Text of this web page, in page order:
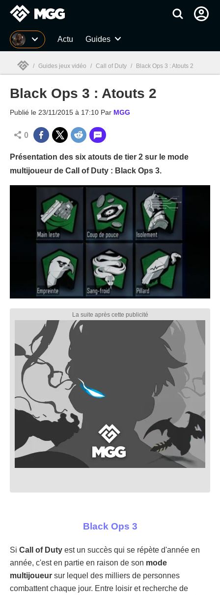
MGG Actu Guides
MGG
/ Guides jeux vidéo / Call of Duty / Black Ops 3 : Atouts 2
Black Ops 3 : Atouts 2
Publié le 23/11/2015 à 17:10 Par MGG
0
Présentation des six atouts de tier 2 sur le mode
multijoueur de Call of Duty : Black Ops 3.
Black Ops 3
Si Call of Duty est un succès qui se répète d'année en
année, c'est en partie en raison de son mode
multijoueur sur lequel des milliers de personnes
combattent chaque jour. Entre loisir et recherche de